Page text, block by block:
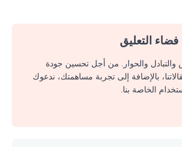
التعليق
والتبادل والحوار. من أجل تحسين جودة
بالإضافة إلى تجربة مساهمتك، ندعوك
الخاصة بنا.